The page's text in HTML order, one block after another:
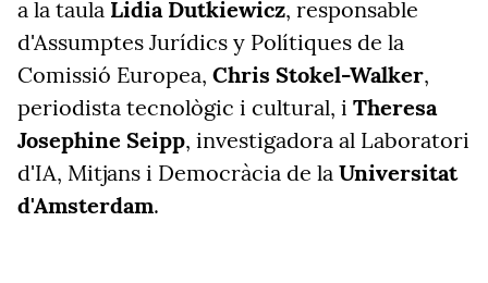
a la taula Lidia Dutkiewicz, responsable
d'Assumptes Jurídics y Polítiques de la
Comissió Europea, Chris Stokel-Walker,
periodista tecnològic i cultural, i Theresa
Josephine Seipp, investigadora al Laboratori
d'IA, Mitjans i Democràcia de la Universitat
d'Amsterdam.